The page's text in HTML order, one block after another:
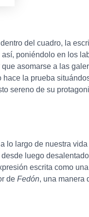
del cuadro, la
poniéndolo en los
asomarse a las
la prueba
sereno de su
lo largo de nuestra
luego
escrita como
de Fedón, una manera